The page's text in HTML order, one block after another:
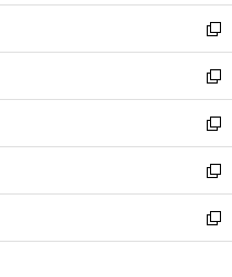
開
く
ウ
で
開
く
ン
ド
ウ
で
開
く
ウ
ィ
ン
ド
ウ
で
開
く
し
い
ウ
ィ
ン
ド
ウ
で
開
く
新
し
い
ウ
ィ
ン
ド
ウ
で
開
新
し
い
ウ
ィ
ン
ド
ウ
新
し
い
ウ
ィ
ン
新
し
い
ウ
新
し